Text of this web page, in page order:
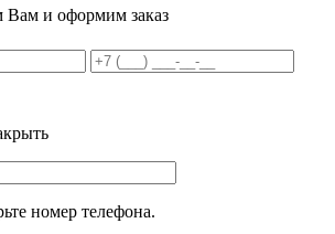
и оформим заказ
номер телефона.